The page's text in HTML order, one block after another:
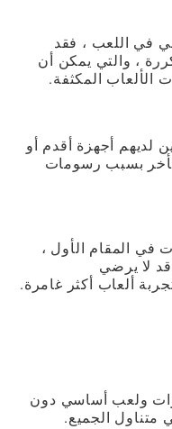
في اللعب ، فقد
، والتي يمكن أن
الألعاب المكثفة.
لديهم أجهزة أقدم أو
تأخر بسبب رسومات
في المقام الأول ،
لا يرضي
ألعاب أكثر غامرة.
ولعب أساسي دون
متناول الجميع.